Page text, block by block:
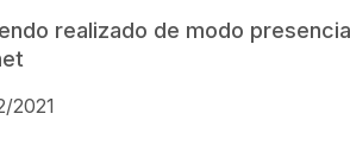
realizado de modo
2021